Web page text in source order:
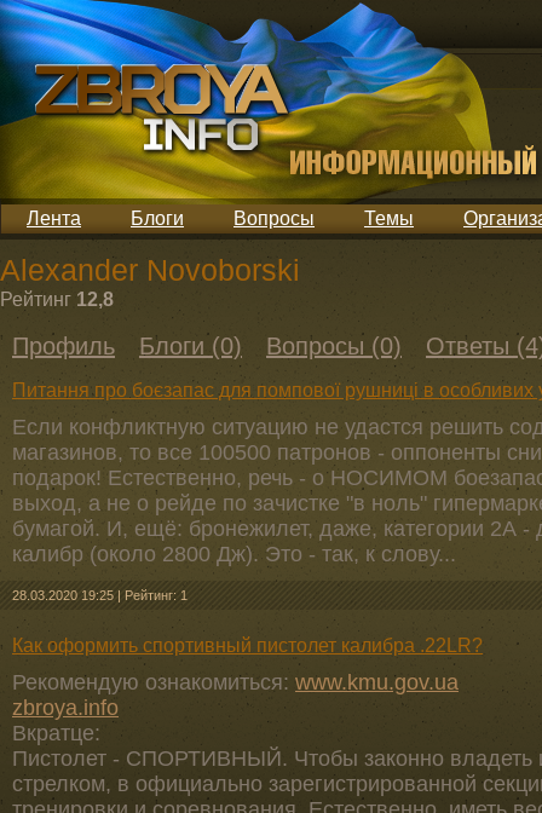
Лента Блоги Вопросы Темы
Alexander Novoborski
Рейтинг 12,8
Профиль Блоги (0) Вопросы (0) Ответы
Питання про боєзапас для помпової рушниці в особливих
Если конфликтную ситуацию не удастся решить
магазинов, то все 100500 патронов - оппоненты
подарок! Естественно, речь - о НОСИМОМ
выход, а не о рейде по зачистке "в ноль"
бумагой. И, ещё: бронежилет, даже, категории 2А
калибр (около 2800 Дж). Это - так, к слову...
28.03.2020 19:25 | Рейтинг: 1
Как оформить спортивный пистолет калибра .22LR?
Рекомендую ознакомиться: www.kmu.gov.ua
zbroya.info
Вкратце:
Пистолет - СПОРТИВНЫЙ. Чтобы законно владеть
стрелком, в официально зарегистрированной